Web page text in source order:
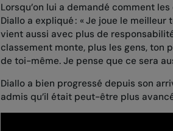
Lorsqu’on lui a demandé comment
Diallo a expliqué : « Je joue le
vient aussi avec plus de
classement monte, plus les gens, ton
de toi-même. Je pense que ce sera
Diallo a bien progressé depuis son
admis qu’il était peut-être plus